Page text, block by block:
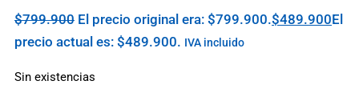
$799.900 El precio original era: $799.900.$489.900El
precio actual es: $489.900. IVA incluido
Sin existencias